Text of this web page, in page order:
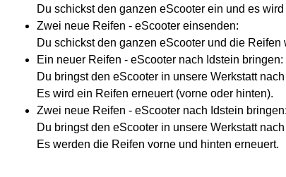
Du schickst den ganzen eScooter ein und es
Zwei neue Reifen - eScooter einsenden:
Du schickst den ganzen eScooter und die
Ein neuer Reifen - eScooter nach Idstein bringen:
Du bringst den eScooter in unsere Werkstatt
Es wird ein Reifen erneuert (vorne oder hinten).
Zwei neue Reifen - eScooter nach Idstein bringen:
Du bringst den eScooter in unsere Werkstatt
Es werden die Reifen vorne und hinten erneuert.